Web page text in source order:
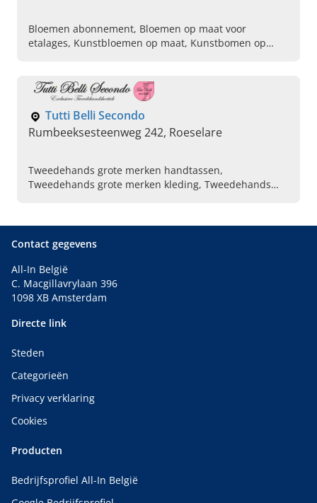
Bloemen abonnement, Bloemen op maat voor
etalages, Kunstbloemen op maat, Kunstbomen op
groene wanden, Bloemen op je eigen wens, kunst-
bloemen en -planteninstallaties
Tutti Belli Secondo
Rumbeeksesteenweg 242, Roeselare
Tweedehands grote merken handtassen,
Tweedehands grote merken kleding, Tweedehands
Vuitton, Kleding Michael Kors, Handtassen Gucci,
Handtassen Chanel
Contact gegevens
All-In België
C. Macgillavrylaan 396
1098 XB Amsterdam
Directe link
Steden
Categorieën
Privacy verklaring
Cookies
Producten
Bedrijfsprofiel All-In België